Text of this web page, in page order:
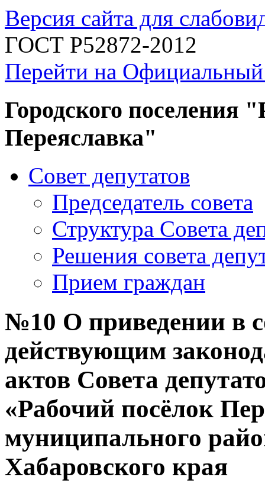
Версия сайта для
ГОСТ Р52872-2012
Перейти на
Городского поселения
Переяславка"
Совет депутатов
Председатель совета
Структура Совета
Решения совета
Прием граждан
№10 О приведении в
действующим
актов Совета
«Рабочий посёлок
муниципального
Хабаровского края